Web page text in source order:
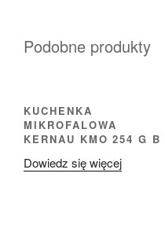
Podobne produkty
KUCHENKA
MIKROFALOWA
KERNAU KMO 254 G B
Dowiedz się więcej